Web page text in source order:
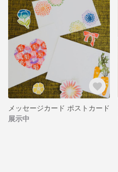
メッセージカード ポストカード
展示中